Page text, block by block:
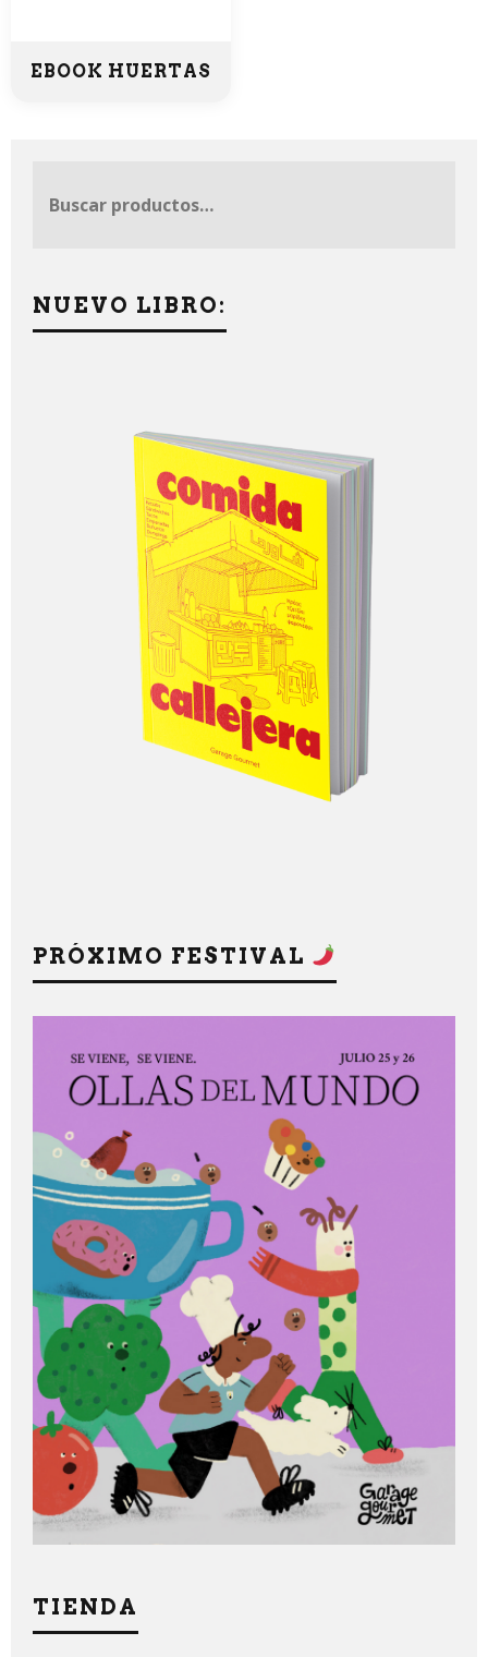
EBOOK HUERTAS
NUEVO LIBRO:
PRÓXIMO FESTIVAL
TIENDA